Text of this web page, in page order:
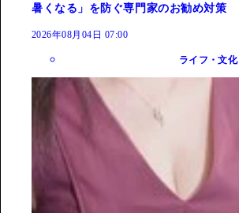
暑くなる」を防ぐ専門家のお勧め対策
2026年08月04日 07:00
ライフ・文化